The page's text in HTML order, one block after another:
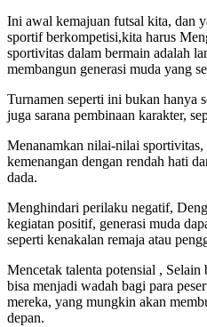
Ini awal kemajuan futsal kita, dan
sportif berkompetisi,kita harus
sportivitas dalam bermain adalah
membangun generasi muda yang
Turnamen seperti ini bukan hanya
juga sarana pembinaan karakter,
Menanamkan nilai-nilai sportivitas,
kemenangan dengan rendah hati
dada.
Menghindari perilaku negatif,
kegiatan positif, generasi muda
seperti kenakalan remaja atau
Mencetak talenta potensial , Selain
bisa menjadi wadah bagi para
mereka, yang mungkin akan
depan.